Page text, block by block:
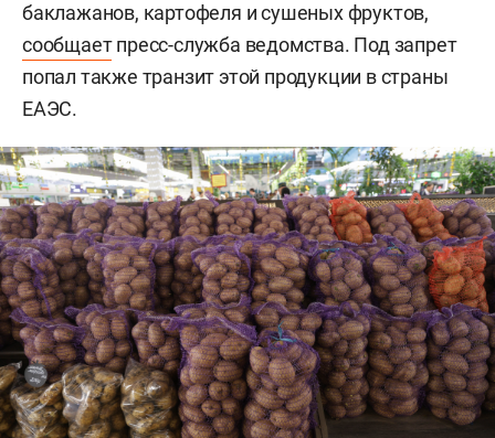
баклажанов, картофеля и сушеных фруктов,
сообщаетпресс-служба ведомства. Под запрет
попал также транзит этой продукции в страны
ЕАЭС.